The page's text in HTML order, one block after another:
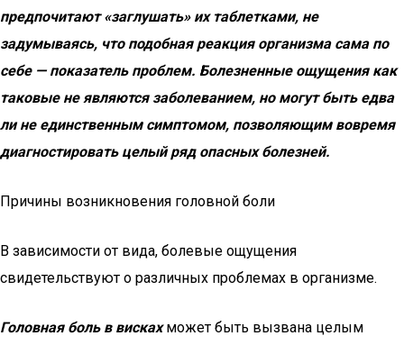
предпочитают «заглушать» их таблетками, не
задумываясь, что подобная реакция организма сама по
себе — показатель проблем. Болезненные ощущения как
таковые не являются заболеванием, но могут быть едва
ли не единственным симптомом, позволяющим вовремя
диагностировать целый ряд опасных болезней.
Причины возникновения головной боли
В зависимости от вида, болевые ощущения
свидетельствуют о различных проблемах в организме.
Головная боль в вискахможет быть вызвана целым